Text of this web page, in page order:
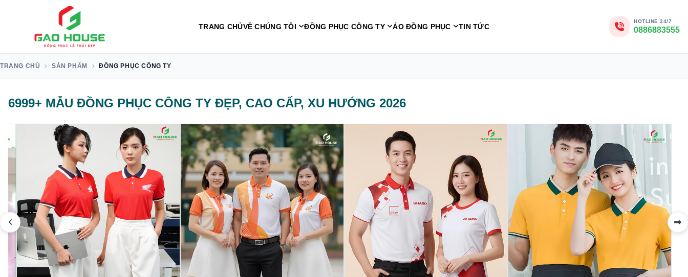
TRANG CHỦVỀ CHÚNG TÔI ĐỒNG PHỤC CÔNG TY ÁO ĐỒNG PHỤC TIN TỨC
HOTLINE 24/7
0886883555
TRANG CHỦ SẢN PHẨM ĐỒNG PHỤC CÔNG TY
6999+ MẪU ĐỒNG PHỤC CÔNG TY ĐẸP, CAO CẤP, XU HƯỚNG 2026